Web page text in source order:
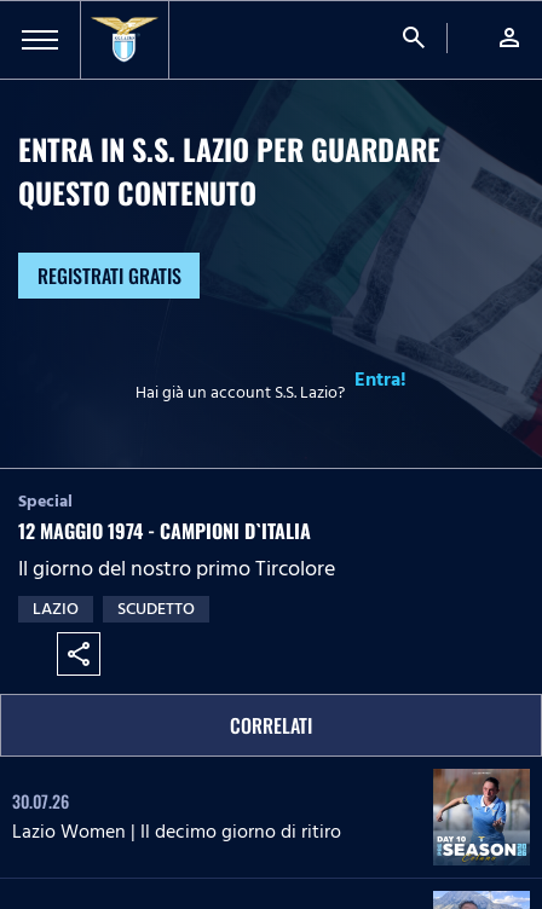
search person
ENTRA IN S.S. LAZIO PER GUARDARE
QUESTO CONTENUTO
REGISTRATI GRATIS
Hai già un account S.S. Lazio? Entra!
Special
12 MAGGIO 1974 - CAMPIONI D`ITALIA
Il giorno del nostro primo Tircolore
LAZIO SCUDETTO
share
CORRELATI
30.07.26
Lazio Women | Il decimo giorno di ritiro